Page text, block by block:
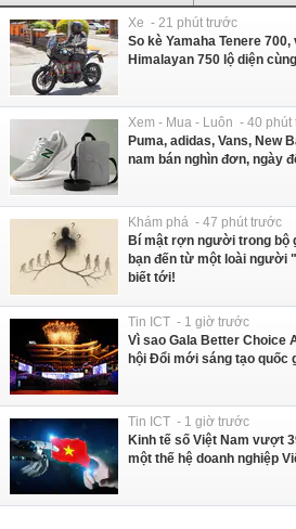
Xe - 21 phút trước
So kè Yamaha Tenere
Himalayan 750 lộ diện
Xem - Mua - Luôn - 40 phút
Puma, adidas, Vans, New
nam bán nghìn đơn, ngày
Khám phá - 47 phút trước
Bí mật rợn người trong bộ
bạn đến từ một loài người
biết tới!
Tin ICT - 1 giờ trước
Vì sao Gala Better Choice
hội Đổi mới sáng tạo quốc
Tin ICT - 1 giờ trước
Kinh tế số Việt Nam vượt
một thế hệ doanh nghiệp